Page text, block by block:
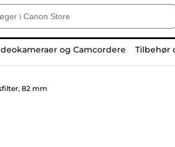
og Camcordere Tilbehør
82 mm